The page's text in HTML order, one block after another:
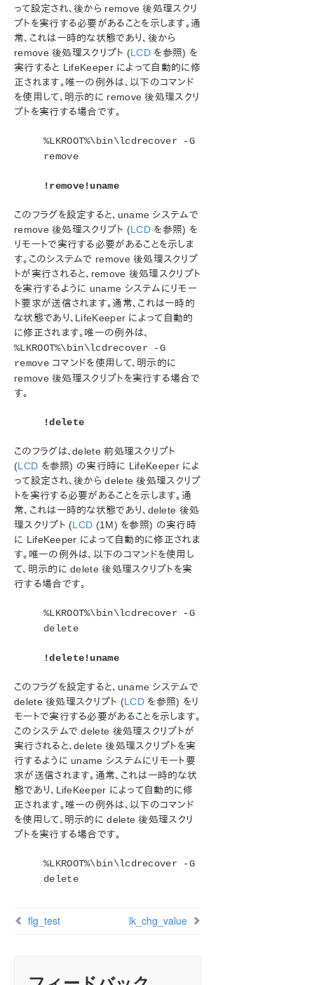
って設定され、後から remove 後処理スクリ
プトを実行する必要があることを示します。通
常、これは一時的な状態であり、後から
remove 後処理スクリプト (LCD を参照) を
実行すると LifeKeeper によって自動的に修
正されます。唯一の例外は、以下のコマンド
を使用して、明示的に remove 後処理スクリ
プトを実行する場合です。
%LKROOT%\bin\lcdrecover -G
remove
!remove!uname
このフラグを設定すると、uname システムで
remove 後処理スクリプト (LCD を参照) を
リモートで実行する必要があることを示しま
す。このシステムで remove 後処理スクリプ
トが実行されると、remove 後処理スクリプト
を実行するように uname システムにリモー
ト要求が送信されます。通常、これは一時的
な状態であり、LifeKeeper によって自動的
に修正されます。唯一の例外は、
%LKROOT%\bin\lcdrecover -G
removeコマンドを使用して、明示的に
remove 後処理スクリプトを実行する場合で
す。
!delete
このフラグは、delete 前処理スクリプト
(LCD を参照) の実行時に LifeKeeper によ
って設定され、後から delete 後処理スクリプ
トを実行する必要があることを示します。通
常、これは一時的な状態であり、delete 後処
理スクリプト (LCD (1M) を参照) の実行時
に LifeKeeper によって自動的に修正されま
す。唯一の例外は、以下のコマンドを使用し
て、明示的に delete 後処理スクリプトを実
行する場合です。
%LKROOT%\bin\lcdrecover -G
delete
!delete!uname
このフラグを設定すると、uname システムで
delete 後処理スクリプト (LCD を参照) をリ
モートで実行する必要があることを示します。
このシステムで delete 後処理スクリプトが
実行されると、delete 後処理スクリプトを実
行するように uname システムにリモート要
求が送信されます。通常、これは一時的な状
態であり、LifeKeeper によって自動的に修
正されます。唯一の例外は、以下のコマンド
を使用して、明示的に delete 後処理スクリ
プトを実行する場合です。
%LKROOT%\bin\lcdrecover -G
delete
flg_test lk_chg_value